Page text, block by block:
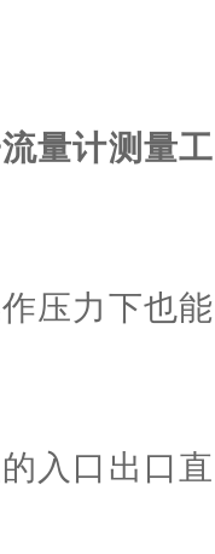
量计测量
力下也能
口出口直